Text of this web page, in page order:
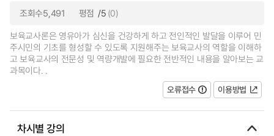
조회수5,491 평점 /5 (0)
보육교사론은 영유아가 심신을 건강하게 하고 전인적인 발달을 이루어 민
주시민의 기초를 형성할 수 있도록 지원해주는 보육교사의 역할을 이해하
고 보육교사의 전문성 및 역량개발에 필요한 전반적인 내용을 알아보는 교
과목이다. .
오류접수
이용방법
차시별 강의